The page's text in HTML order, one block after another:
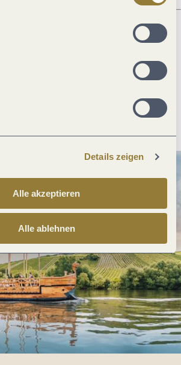
zu Beeinträchtigungen in der Nutzung
Details zeigen
Alle akzeptieren
Alle ablehnen
PDF erzeugen